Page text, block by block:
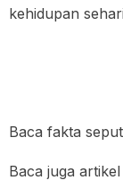
kehidupan
Baca fakta
Baca juga